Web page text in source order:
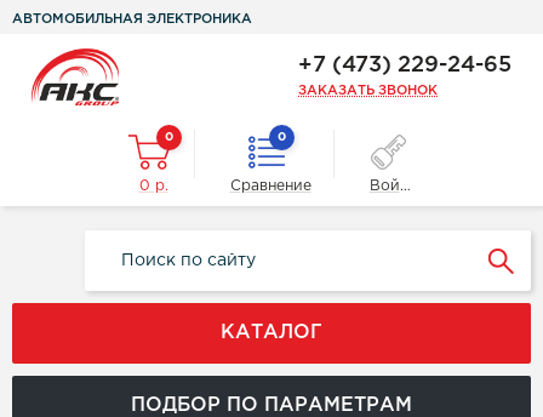
АВТОМОБИЛЬНАЯ ЭЛЕКТРОНИКА
+7 (473) 229-24-65
ЗАКАЗАТЬ ЗВОНОК
0
0 р.
0
Сравнение Войти
КАТАЛОГ
ПОДБОР ПО ПАРАМЕТРАМ